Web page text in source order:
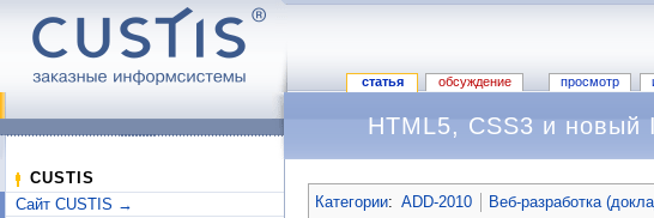
статья обсуждение просмотр
CUSTIS
Сайт CUSTIS →
HTML5, CSS3 и
Категории: ADD-2010 Веб-разработка